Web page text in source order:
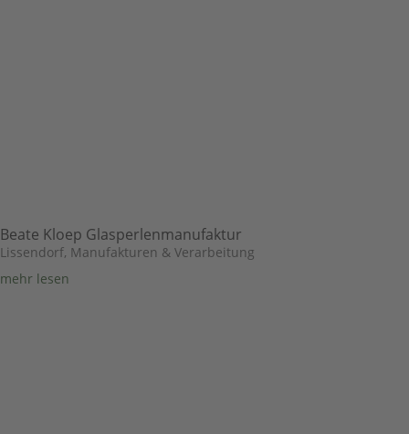
Beate Kloep Glasperlenmanufaktur
Lissendorf, Manufakturen & Verarbeitung
mehr lesen